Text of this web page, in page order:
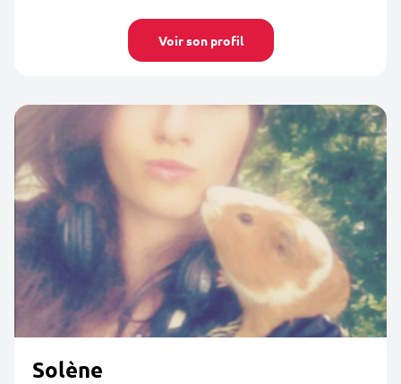
Voir son profil
Solène